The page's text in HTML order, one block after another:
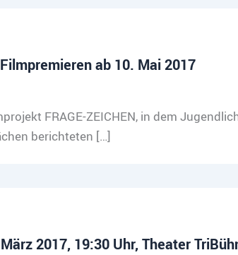
ab 10. Mai 2017
FRAGE-ZEICHEN, in dem
berichteten […]
2017, 19:30 Uhr, Theater